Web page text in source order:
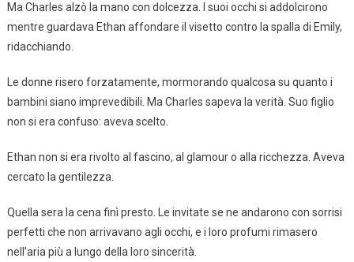
Ma Charles alzò la mano con dolcezza. I suoi occhi si addolcirono
mentre guardava Ethan affondare il visetto contro la spalla di Emily,
ridacchiando.
Le donne risero forzatamente, mormorando qualcosa su quanto i
bambini siano imprevedibili. Ma Charles sapeva la verità. Suo figlio
non si era confuso: aveva scelto.
Ethan non si era rivolto al fascino, al glamour o alla ricchezza. Aveva
cercato la gentilezza.
Quella sera la cena finì presto. Le invitate se ne andarono con sorrisi
perfetti che non arrivavano agli occhi, e i loro profumi rimasero
nell’aria più a lungo della loro sincerità.